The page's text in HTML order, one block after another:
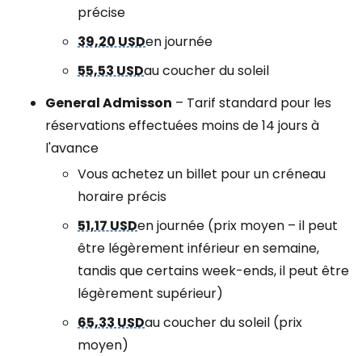
précise
39,20 USDen journée
55,53 USDau coucher du soleil
General Admisson – Tarif standard pour les
réservations effectuées moins de 14 jours à
l'avance
Vous achetez un billet pour un créneau
horaire précis
51,17 USDen journée (prix moyen – il peut
être légèrement inférieur en semaine,
tandis que certains week-ends, il peut être
légèrement supérieur)
65,33 USDau coucher du soleil (prix
moyen)